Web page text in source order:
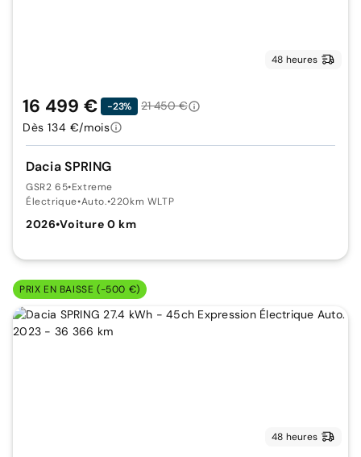
48 heures
Dacia SPRING
GSR2 65•Extreme
Électrique•Auto.•220km WLTP
2026•Voiture 0 km
16 499 € -23%
21 450 €
Dès 134 €/mois
PRIX EN BAISSE (-500 €)
48 heures